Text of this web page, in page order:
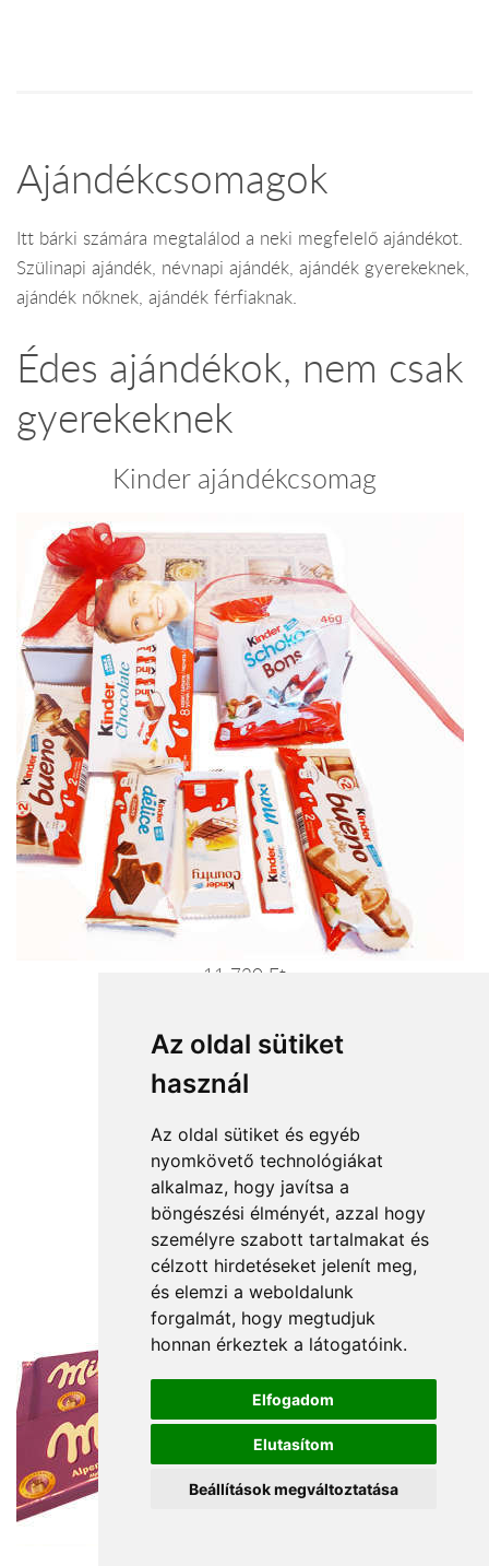
Az oldal sütiket
használ
Az oldal sütiket és egyéb
nyomkövető technológiákat
alkalmaz, hogy javítsa a
böngészési élményét, azzal hogy
személyre szabott tartalmakat és
célzott hirdetéseket jelenít meg,
és elemzi a weboldalunk
forgalmát, hogy megtudjuk
honnan érkeztek a látogatóink.
Elfogadom
Elutasítom
Beállítások megváltoztatása
Ajándékcsomagok
Itt bárki számára megtalálod a neki megfelelő ajándékot.
Szülinapi ajándék, névnapi ajándék, ajándék gyerekeknek,
ajándék nőknek, ajándék férfiaknak.
Édes ajándékok, nem csak
gyerekeknek
Kinder ajándékcsomag
11 720 Ft
Milka hegy